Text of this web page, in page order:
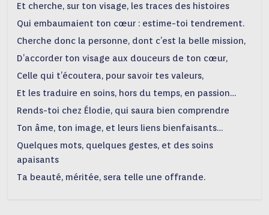
Et cherche, sur ton visage, les traces des histoires
Qui embaumaient ton cœur : estime-toi tendrement.
Cherche donc la personne, dont c’est la belle mission,
D’accorder ton visage aux douceurs de ton cœur,
Celle qui t’écoutera, pour savoir tes valeurs,
Et les traduire en soins, hors du temps, en passion…
Rends-toi chez Élodie, qui saura bien comprendre
Ton âme, ton image, et leurs liens bienfaisants…
Quelques mots, quelques gestes, et des soins
apaisants
Ta beauté, méritée, sera telle une offrande.